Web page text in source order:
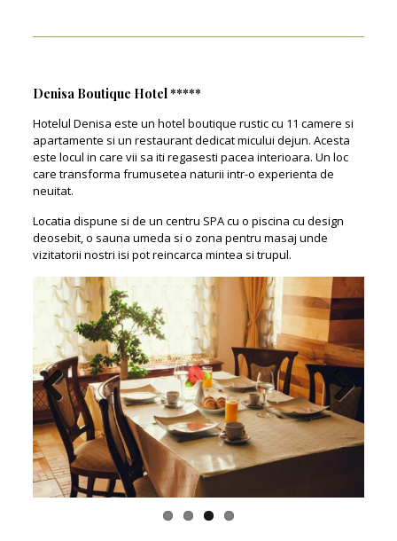
Denisa Boutique Hotel *****
Hotelul Denisa este un hotel boutique rustic cu 11 camere si
apartamente si un restaurant dedicat micului dejun. Acesta
este locul in care vii sa iti regasesti pacea interioara. Un loc
care transforma frumusetea naturii intr-o experienta de
neuitat.
Locatia dispune si de un centru SPA cu o piscina cu design
deosebit, o sauna umeda si o zona pentru masaj unde
vizitatorii nostri isi pot reincarca mintea si trupul.
Previous Next